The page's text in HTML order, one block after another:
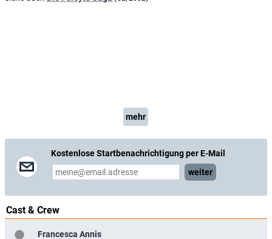
mehr
Kostenlose Startbenachrichtigung per E-Mail
weiter
Cast & Crew
Francesca Annis